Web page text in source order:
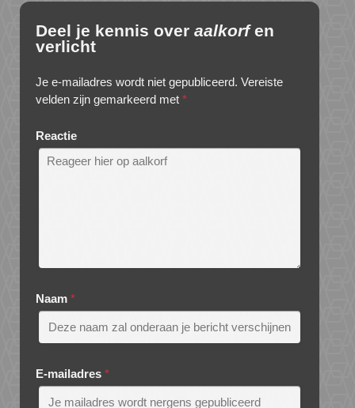
Deel je kennis over aalkorfen
verlicht
Je e-mailadres wordt niet gepubliceerd. Vereiste
velden zijn gemarkeerd met *
Reactie
Naam *
E-mailadres *